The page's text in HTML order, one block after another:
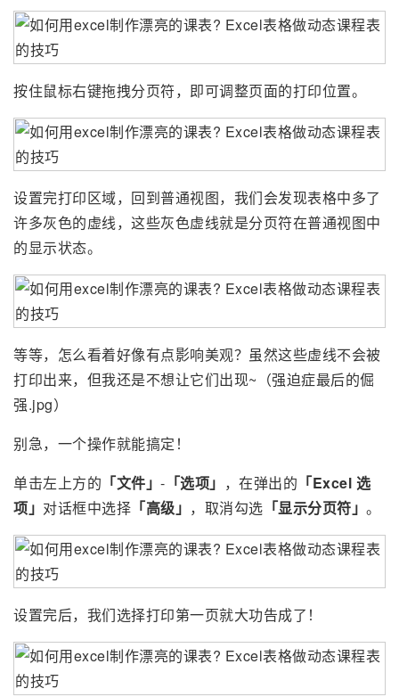
按住鼠标右键拖拽分页符，即可调整页面的打印位置。
设置完打印区域，回到普通视图，我们会发现表格中多了
许多灰色的虚线，这些灰色虚线就是分页符在普通视图中
的显示状态。
等等，怎么看着好像有点影响美观？虽然这些虚线不会被
打印出来，但我还是不想让它们出现~（强迫症最后的倔
强.jpg）
别急，一个操作就能搞定！
单击左上方的 「文件」 - 「选项」 ，在弹出的 「Excel 选
项」 对话框中选择 「高级」 ，取消勾选 「显示分页符」 。
设置完后，我们选择打印第一页就大功告成了！